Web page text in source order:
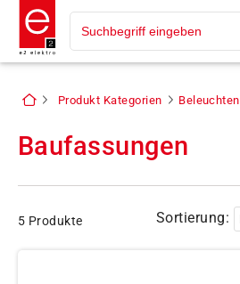
Produkt Kategorien Beleuchten
Baufassungen
5 Produkte Sortierung: